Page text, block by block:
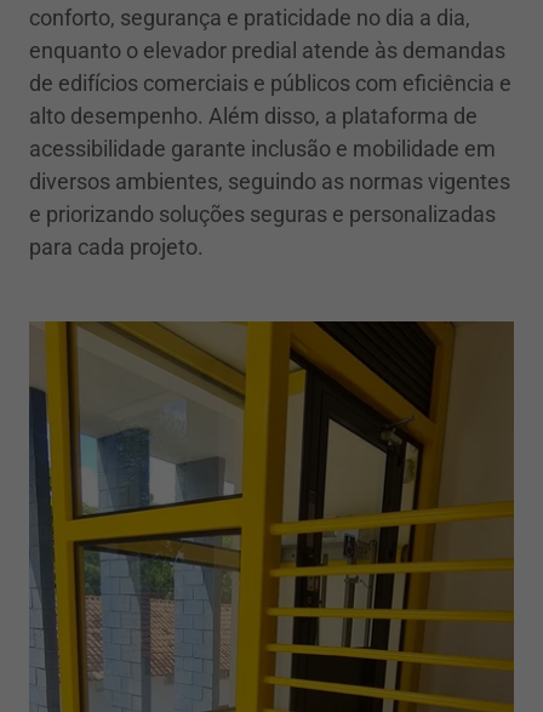
conforto, segurança e praticidade no dia a dia,
enquanto o elevador predial atende às demandas
de edifícios comerciais e públicos com eficiência e
alto desempenho. Além disso, a plataforma de
acessibilidade garante inclusão e mobilidade em
diversos ambientes, seguindo as normas vigentes
e priorizando soluções seguras e personalizadas
para cada projeto.